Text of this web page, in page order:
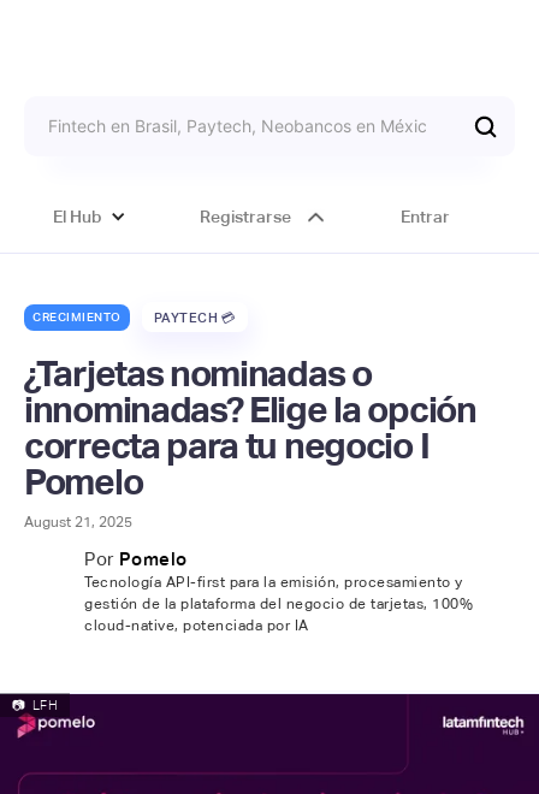
El Hub Registrarse Entrar
CRECIMIENTO PAYTECH 💳
¿Tarjetas nominadas o
innominadas? Elige la opción
correcta para tu negocio I
Pomelo
August 21, 2025
Por Pomelo
Tecnología API-first para la emisión, procesamiento y
gestión de la plataforma del negocio de tarjetas, 100%
cloud-native, potenciada por IA
📷 LFH